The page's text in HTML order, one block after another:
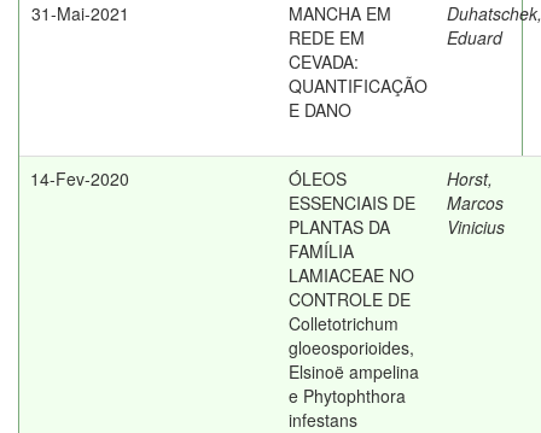
31-Mai-2021
MANCHA EM
REDE EM
CEVADA:
QUANTIFICAÇÃO
E DANO
Duhatschek,
Eduard
14-Fev-2020
ÓLEOS
ESSENCIAIS DE
PLANTAS DA
FAMÍLIA
LAMIACEAE NO
CONTROLE DE
Colletotrichum
gloeosporioides,
Elsinoë ampelina
e Phytophthora
infestans
Horst,
Marcos
Vinicius